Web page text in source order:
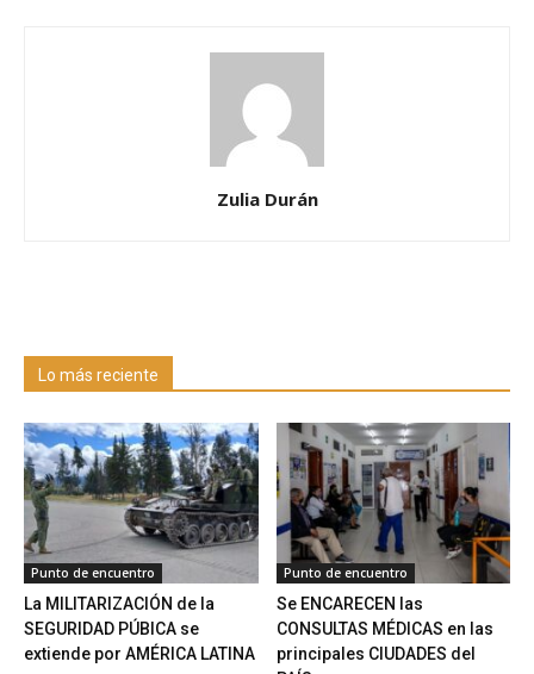
Zulia Durán
Lo más reciente
Punto de encuentro
La MILITARIZACIÓN de la
SEGURIDAD PÚBICA se
extiende por AMÉRICA LATINA
Punto de encuentro
Se ENCARECEN las
CONSULTAS MÉDICAS en las
principales CIUDADES del